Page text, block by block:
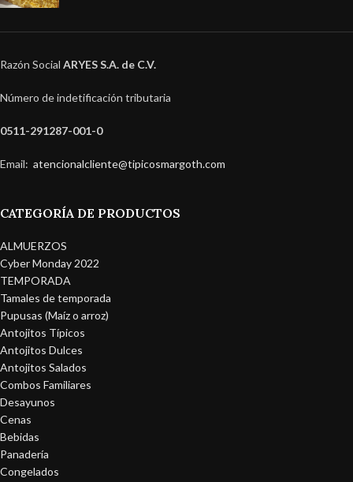
Razón Social ARYES S.A. de C.V.
Número de indetificación tributaria
0511-291287-001-0
Email: atencionalcliente@tipicosmargoth.com
CATEGORÍA DE PRODUCTOS
ALMUERZOS
Cyber Monday 2022
TEMPORADA
Tamales de temporada
Pupusas (Maíz o arroz)
Antojitos Típicos
Antojitos Dulces
Antojitos Salados
Combos Familiares
Desayunos
Cenas
Bebidas
Panadería
Congelados